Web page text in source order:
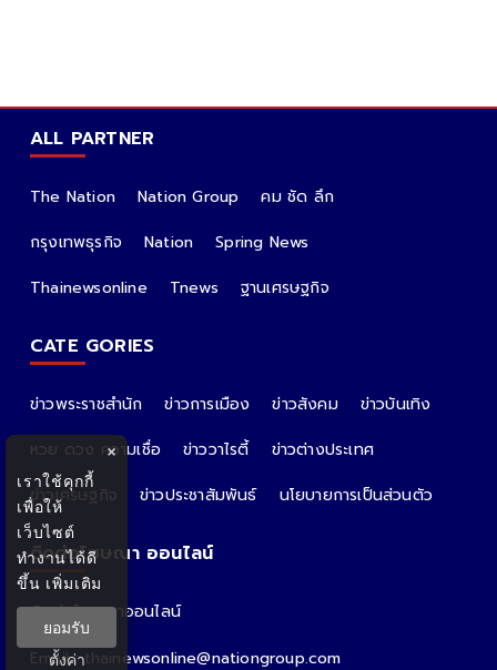
ALL PARTNER
The Nation Nation Group
คม ชัด ลึก
กรุงเทพธุรกิจ
Nation
Spring News
Thainewsonline
Tnews ฐานเศรษฐกิจ
CATE GORIES
ข่าวพระราชสำนัก ข่าวการเมือง ข่าวสังคม
ข่าวบันเทิง
หวย ดวง ความเชื่อ
ข่าววาไรตี้
ข่าวต่างประเทศ
ข่าวเศรษฐกิจ
ข่าวประชาสัมพันธ์ นโยบายการเป็นส่วนตัว
ติดต่อโฆษณา ออนไลน์
ติดต่อโฆษณาออนไลน์
คุณอ้อ
Email : thainewsonline@nationgroup.com
×
เราใช้คุกกี้
เพื่อให้
เว็บไซต์
ทำงานได้ดี
ขึ้น เพิ่มเติม
ยอมรับ
ตั้งค่า